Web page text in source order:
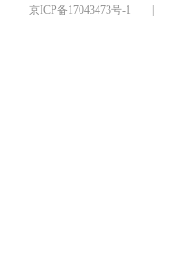
京ICP备17043473号-1